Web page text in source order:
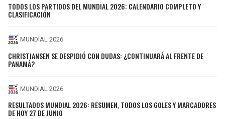
TODOS LOS PARTIDOS DEL MUNDIAL 2026: CALENDARIO COMPLETO Y
CLASIFICACIÓN
MUNDIAL 2026
CHRISTIANSEN SE DESPIDIÓ CON DUDAS: ¿CONTINUARÁ AL FRENTE DE
PANAMÁ?
MUNDIAL 2026
RESULTADOS MUNDIAL 2026: RESUMEN, TODOS LOS GOLES Y MARCADORES
DE HOY 27 DE JUNIO